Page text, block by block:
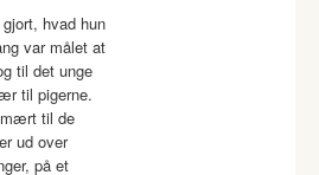
hvad hun
var målet at
til det unge
til pigerne.
til de
ud over
på et